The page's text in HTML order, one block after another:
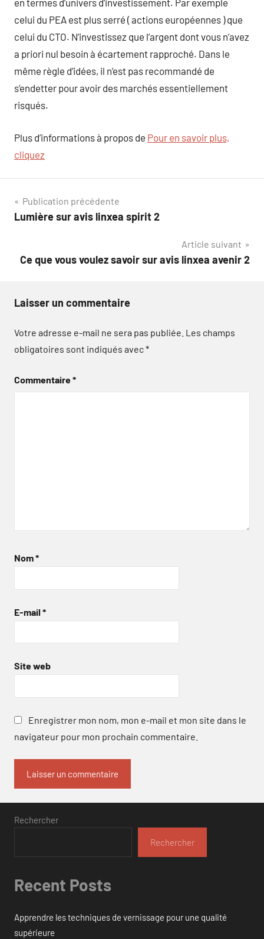
en termes d’univers d’investissement. Par exemple
celui du PEA est plus serré ( actions européennes ) que
celui du CTO. N’investissez que l’argent dont vous n’avez
a priori nul besoin à écartement rapproché. Dans le
même règle d’idées, il n’est pas recommandé de
s’endetter pour avoir des marchés essentiellement
risqués.
Plus d’informations à propos de Pour en savoir plus,
cliquez
Navigation
de
Publication précédente
Lumière sur avis linxea spirit 2
Article suivant
Ce que vous voulez savoir sur avis linxea avenir 2
Laisser un commentaire
Votre adresse e-mail ne sera pas publiée. Les champs
obligatoires sont indiqués avec*
Commentaire*
Nom*
E-mail *
Site web
Enregistrer mon nom, mon e-mail et mon site dans le
navigateur pour mon prochain commentaire.
Rechercher
Rechercher
Recent Posts
Apprendre les techniques de vernissage pour une qualité
supérieure